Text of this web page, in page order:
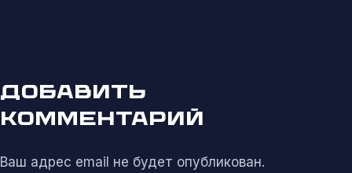
ДОБАВИТЬ
КОММЕНТАРИЙ
Ваш адрес email не будет опубликован.